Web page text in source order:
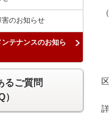
のお知らせ
テナンスのお知ら
るご質問
）